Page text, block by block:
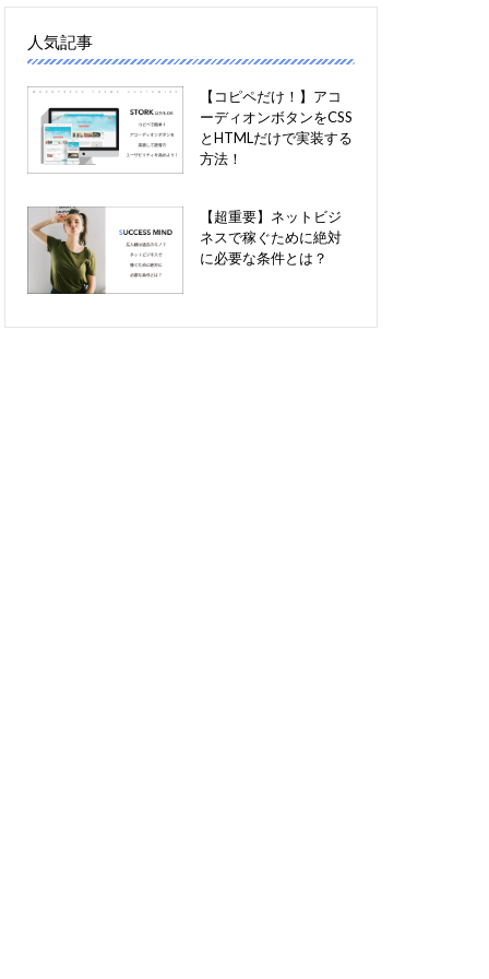
人気記事
【コピペだけ！】アコ
ーディオンボタンをCSS
とHTMLだけで実装する
方法！
【超重要】ネットビジ
ネスで稼ぐために絶対
に必要な条件とは？